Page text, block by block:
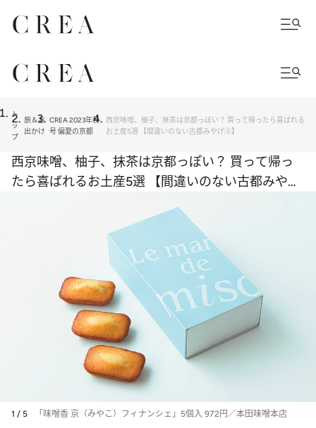
ト
ッ
プ
旅＆お
出かけ
CREA 2023年秋
号 偏愛の京都
西京味噌、柚子、抹茶は京都っぽい？ 買って帰ったら喜ばれる
お土産5選 【間違いのない古都みやげ③】
西京味噌、柚子、抹茶は京都っぽい？ 買って帰っ
たら喜ばれるお土産5選 【間違いのない古都みやげ
1 / 5 「味噌香 京（みやこ）フィナンシェ」5個入 972円／本田味噌本店